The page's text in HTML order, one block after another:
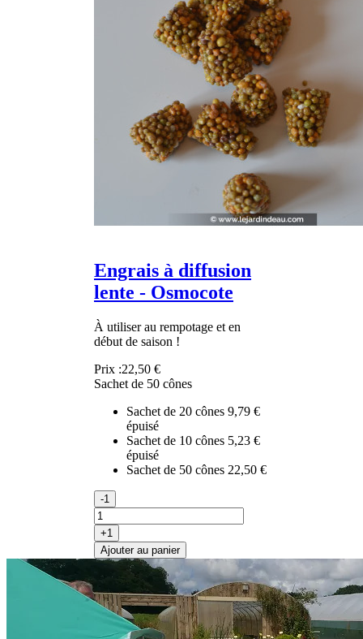
Engrais à diffusion
lente - Osmocote
À utiliser au rempotage et en
début de saison !
Prix :22,50 €
Sachet de 50 cônes
Sachet de 20 cônes 9,79 €
épuisé
Sachet de 10 cônes 5,23 €
épuisé
Sachet de 50 cônes 22,50 €
-1
+1
Ajouter au panier